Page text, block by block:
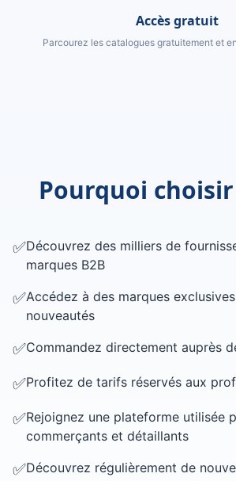
Accès gratuit
Parcourez les catalogues gratuitement et
Pourquoi choisir
✅Découvrez des milliers de
marques B2B
✅Accédez à des marques
nouveautés
✅Commandez directement auprès
✅Profitez de tarifs réservés aux
✅Rejoignez une plateforme utilisée
commerçants et détaillants
✅Découvrez régulièrement de